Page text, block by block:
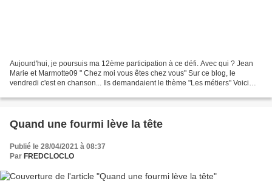
Aujourd'hui, je poursuis ma 12ème participation à ce défi. Avec qui ? Jean
Marie et Marmotte09 " Chez moi vous êtes chez vous" Sur ce blog, le
vendredi c'est en chanson... Ils demandaient le thème "Les métiers" Voici
Quand une fourmi lève la tête
Publié le 28/04/2021 à 08:37
Par FREDCLOCLO